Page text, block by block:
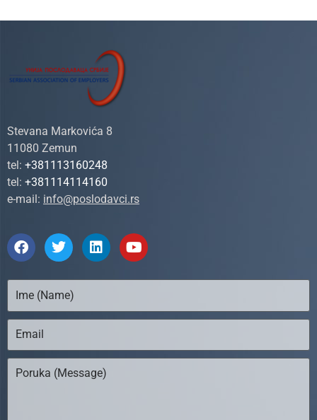
Stevana Markovića 8
11080 Zemun
tel: +381113160248
tel: +381114114160
e-mail: info@poslodavci.rs